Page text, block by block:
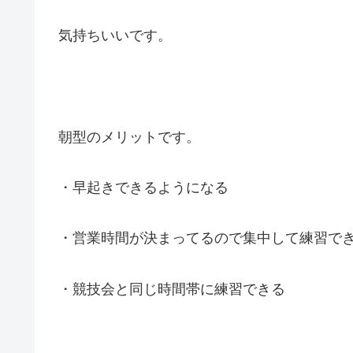
気持ちいいです。
朝型のメリットです。
・早起きできるようになる
・営業時間が決まってるので集中して練習で
・競技会と同じ時間帯に練習できる